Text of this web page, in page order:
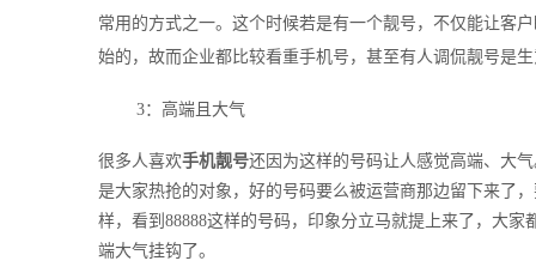
常用的方式之一。这个时候若是有一个靓号，不仅能让客
始的，故而企业都比较看重手机号，甚至有人调侃靓号是
3：高端且大气
很多人喜欢手机靓号还因为这样的号码让人感觉高端、大
是大家热抢的对象，好的号码要么被运营商那边留下来了
样，看到88888这样的号码，印象分立马就提上来了，大
端大气挂钩了。